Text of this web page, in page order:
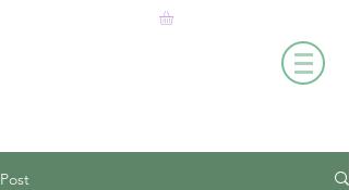
Post